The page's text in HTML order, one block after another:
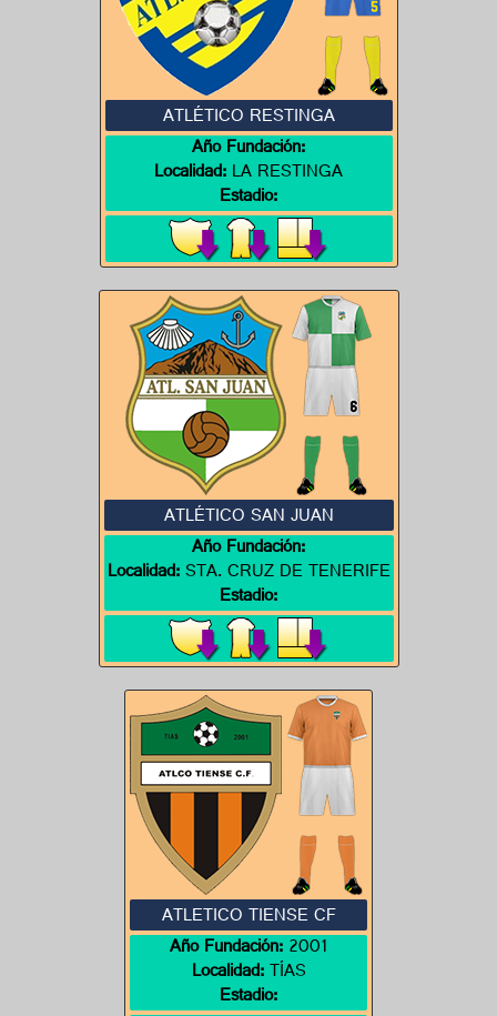
ATLÉTICO RESTINGA
Año Fundación:
Localidad:LA RESTINGA
Estadio:
ATLÉTICO SAN JUAN
Año Fundación:
Localidad:STA. CRUZ DE TENERIFE
Estadio:
ATLETICO TIENSE CF
Año Fundación:2001
Localidad:TÍAS
Estadio: